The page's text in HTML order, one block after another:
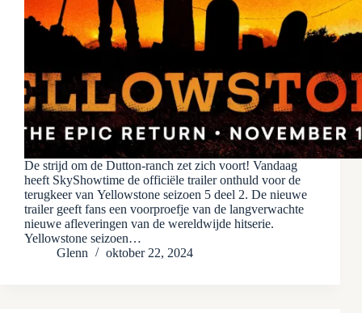
De strijd om de Dutton-ranch zet zich voort! Vandaag
heeft SkyShowtime de officiële trailer onthuld voor de
terugkeer van Yellowstone seizoen 5 deel 2. De nieuwe
trailer geeft fans een voorproefje van de langverwachte
nieuwe afleveringen van de wereldwijde hitserie.
Yellowstone seizoen…
Glenn
oktober 22, 2024